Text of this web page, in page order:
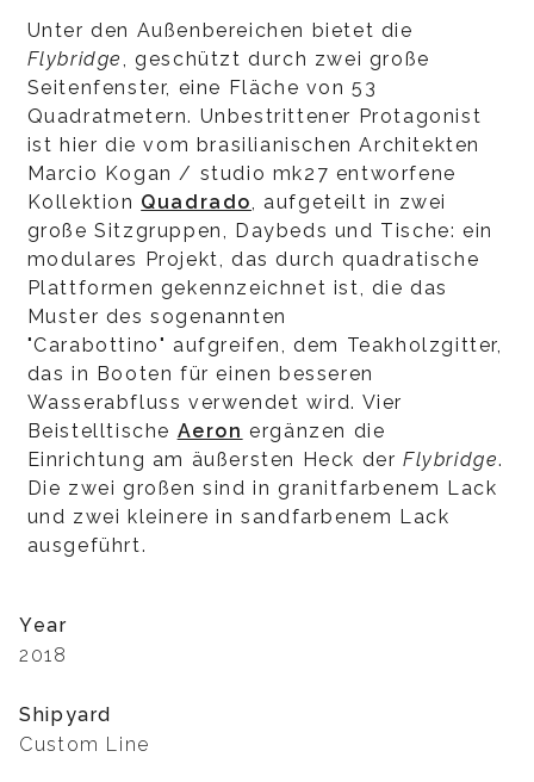
Unter den Außenbereichen bietet die
Flybridge, geschützt durch zwei große
Seitenfenster, eine Fläche von 53
Quadratmetern. Unbestrittener Protagonist
ist hier die vom brasilianischen Architekten
Marcio Kogan / studio mk27 entworfene
Kollektion Quadrado, aufgeteilt in zwei
große Sitzgruppen, Daybeds und Tische: ein
modulares Projekt, das durch quadratische
Plattformen gekennzeichnet ist, die das
Muster des sogenannten
"Carabottino" aufgreifen, dem Teakholzgitter,
das in Booten für einen besseren
Wasserabfluss verwendet wird. Vier
Beistelltische Aeron ergänzen die
Einrichtung am äußersten Heck der Flybridge.
Die zwei großen sind in granitfarbenem Lack
und zwei kleinere in sandfarbenem Lack
ausgeführt.
Year
2018
Shipyard
Custom Line